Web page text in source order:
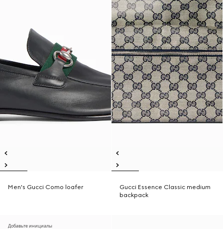
Men's Gucci Como loafer
Gucci Essence Classic medium
backpack
Добавьте инициалы